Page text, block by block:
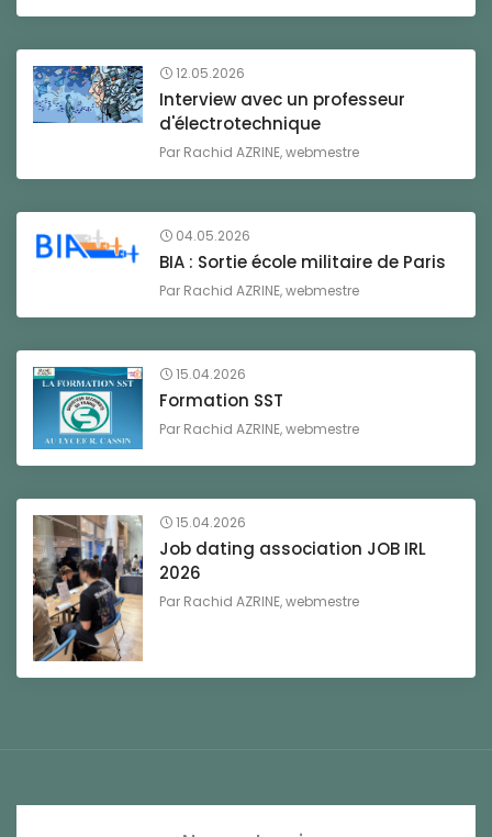
12.05.2026
Interview avec un professeur
d'électrotechnique
Par Rachid AZRINE, webmestre
04.05.2026
BIA : Sortie école militaire de Paris
Par Rachid AZRINE, webmestre
15.04.2026
Formation SST
Par Rachid AZRINE, webmestre
15.04.2026
Job dating association JOB IRL
2026
Par Rachid AZRINE, webmestre